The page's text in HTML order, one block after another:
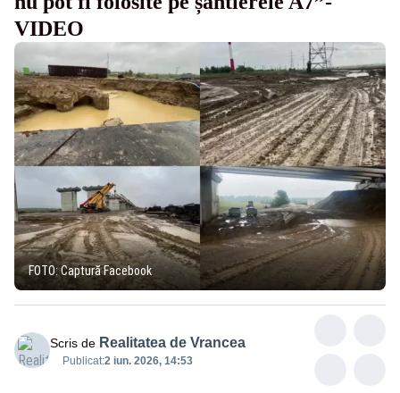
VIDEO
FOTO: Captură Facebook
Scris de Realitatea de Vrancea
Publicat:2 iun. 2026, 14:53